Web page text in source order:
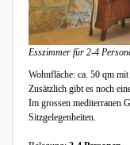
Esszimmer für 2-4
Wohnfläche: ca. 50 qm mit
Zusätzlich gibt es noch
Im grossen mediterranen
Sitzgelegenheiten.